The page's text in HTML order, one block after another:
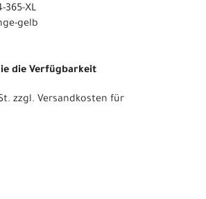
365-XL
gelb
die Verfügbarkeit
zzgl. Versandkosten für